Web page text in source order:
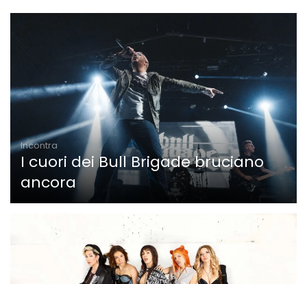
Incontra
I cuori dei Bull Brigade bruciano
ancora